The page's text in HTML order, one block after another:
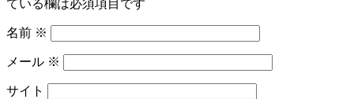
ている欄は必須項目です
名前 ※
メール ※
サイト